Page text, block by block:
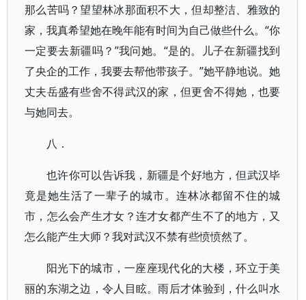
那么苦吗？望望林冰那面积不大，但却整洁、雅致的
家，我真希望她在晚年能有时间为自己做些什么。“你
一定要去新疆吗？”我问她。“是的。儿子在新疆找到
了央企的工作，我要去帮他带孩子。”她平静地说。她
丈夫岳盛有些舍不得武汉的家，但更舍不得她，也要
与她同去。
八．
也许你可以告诉我，新疆是个好地方，但武汉毕
竟是她生活了一辈子的城市。连林冰都留不住的城
市，怎么会产生才女？连才女都产生不了的地方，又
怎么能产生大师？我对武汉不禁有些愤愤然了。
阳光下的城市，一座座现代化的大楼，环立于美
丽的东湖之边，令人目眩。雨后才体验到，什么叫水